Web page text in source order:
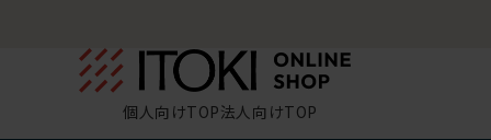
個人向けTOP法人向けTOP